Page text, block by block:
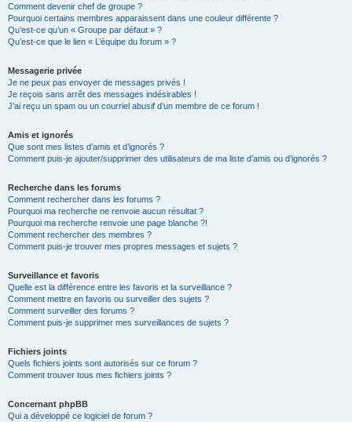
Comment devenir chef de groupe ?
Pourquoi certains membres apparaissent dans une couleur différente ?
Qu’est-ce qu’un « Groupe par défaut » ?
Qu’est-ce que le lien « L’équipe du forum » ?
Messagerie privée
Je ne peux pas envoyer de messages privés !
Je reçois sans arrêt des messages indésirables !
J’ai reçu un spam ou un courriel abusif d’un membre de ce forum !
Amis et ignorés
Que sont mes listes d’amis et d’ignorés ?
Comment puis-je ajouter/supprimer des utilisateurs de ma liste d’amis ou d’ignorés ?
Recherche dans les forums
Comment rechercher dans les forums ?
Pourquoi ma recherche ne renvoie aucun résultat ?
Pourquoi ma recherche renvoie une page blanche ?!
Comment rechercher des membres ?
Comment puis-je trouver mes propres messages et sujets ?
Surveillance et favoris
Quelle est la différence entre les favoris et la surveillance ?
Comment mettre en favoris ou surveiller des sujets ?
Comment surveiller des forums ?
Comment puis-je supprimer mes surveillances de sujets ?
Fichiers joints
Quels fichiers joints sont autorisés sur ce forum ?
Comment trouver tous mes fichiers joints ?
Concernant phpBB
Qui a développé ce logiciel de forum ?